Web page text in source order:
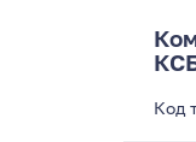
Код